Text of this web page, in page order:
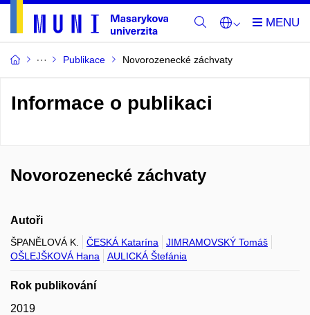
Publikace Novorozenecké záchvaty
Informace o publikaci
Novorozenecké záchvaty
Autoři
ŠPANĚLOVÁ K. ČESKÁ Katarína
JIMRAMOVSKÝ Tomáš
OŠLEJŠKOVÁ Hana
AULICKÁ Štefánia
Rok publikování
2019